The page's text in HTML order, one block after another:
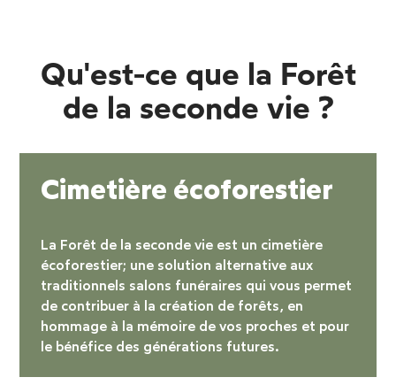
Qu'est-ce que la Forêt
de la seconde vie ?
Cimetière écoforestier
La Forêt de la seconde vie est un cimetière
écoforestier; une solution alternative aux
traditionnels salons funéraires qui vous permet
de contribuer à la création de forêts, en
hommage à la mémoire de vos proches et pour
le bénéfice des générations futures.